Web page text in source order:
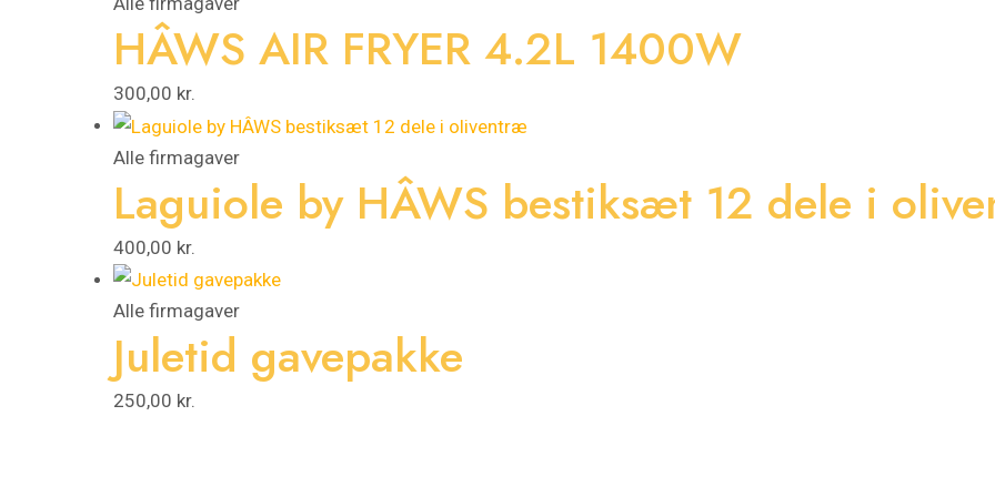
HÂWS AIR FRYER 4.2L 1400W
300,00 kr.
Alle firmagaver
Laguiole by HÂWS bestiksæt 12 dele i
400,00 kr.
Alle firmagaver
Juletid gavepakke
250,00 kr.